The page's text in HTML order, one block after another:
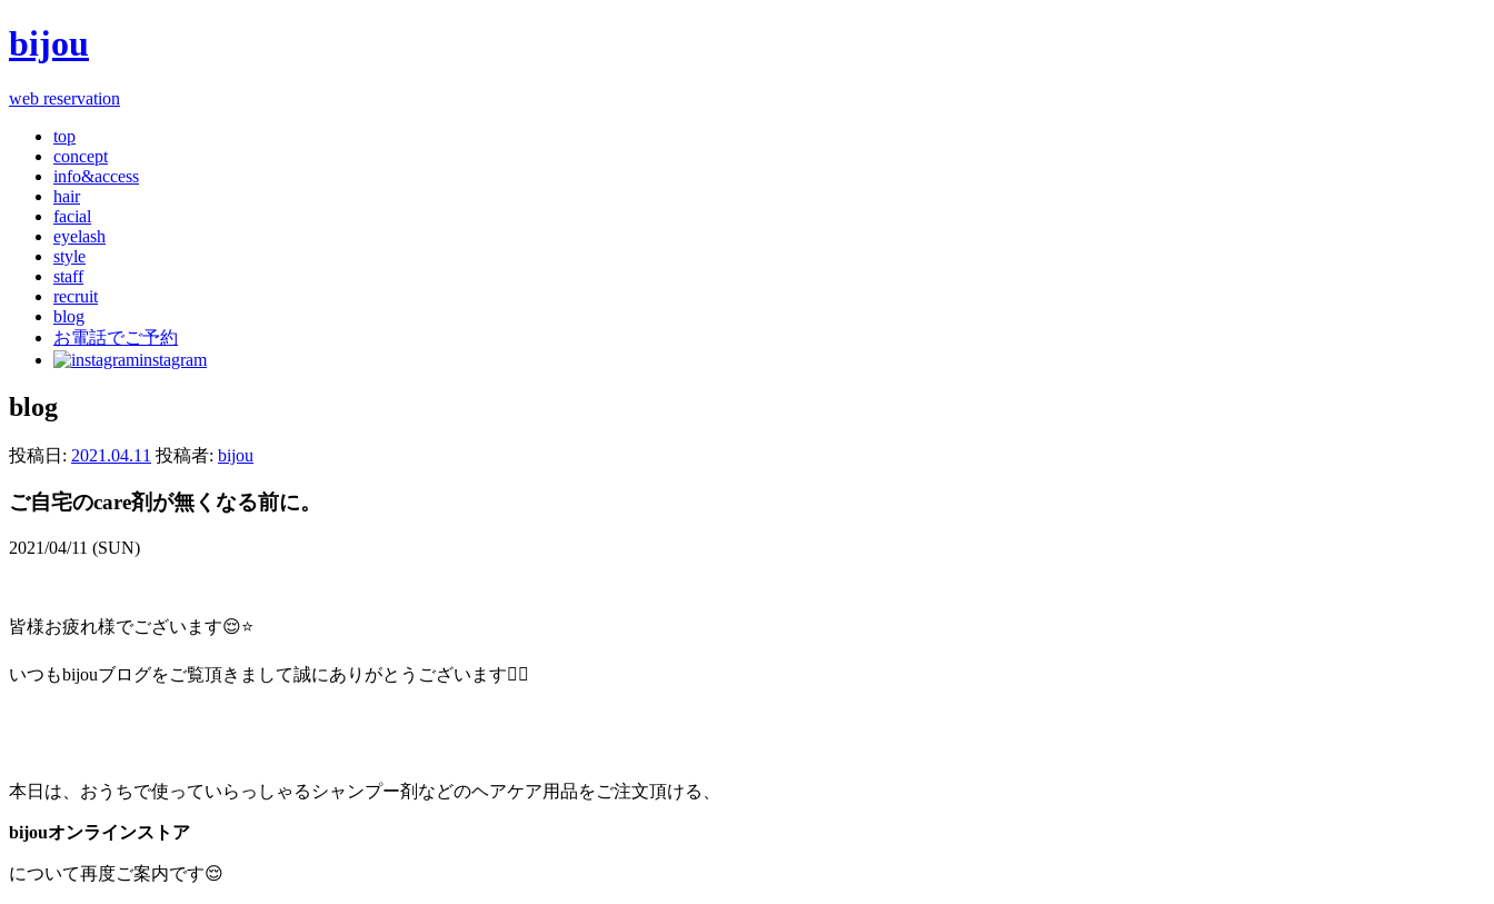
bijou
web reservation
top
concept
info&access
hair
facial
eyelash
style
staff
recruit
blog
お電話でご予約
instagram
blog
投稿日: 2021.04.11 投稿者: bijou
ご自宅のcare剤が無くなる前に。
2021/04/11 (SUN)
皆様お疲れ様でございます😌⭐
いつもbijouブログをご覧頂きまして誠にありがとうございます🙇‍♀️
本日は、おうちで使っていらっしゃるシャンプー剤などのヘアケア用品をご注文頂ける、
bijouオンラインストア
について再度ご案内です😌